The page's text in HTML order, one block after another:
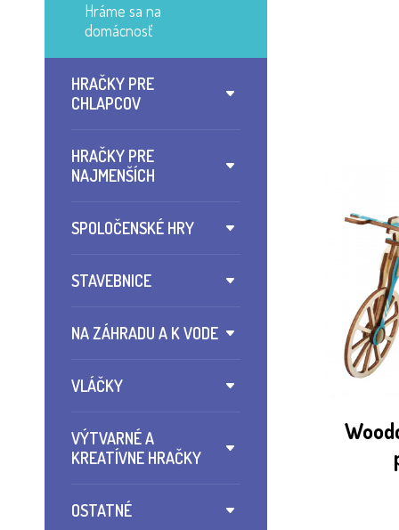
Hráme sa na
domácnosť
HRAČKY PRE
CHLAPCOV
HRAČKY PRE
NAJMENŠÍCH
SPOLOČENSKÉ HRY
STAVEBNICE
NA ZÁHRADU A K VODE
VLÁČKY
VÝTVARNÉ A
KREATÍVNE HRAČKY
OSTATNÉ